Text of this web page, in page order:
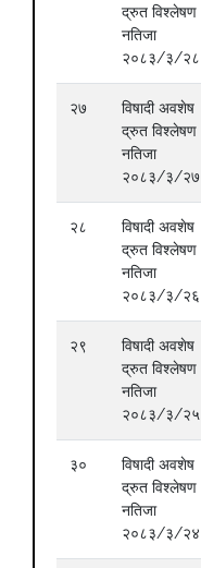
द्रुत विश्लेषण
नतिजा
२०८३/३/२८
२७
विषादी अवशेष
द्रुत विश्लेषण
नतिजा
२०८३/३/२७
२८
विषादी अवशेष
द्रुत विश्लेषण
नतिजा
२०८३/३/२६
२९
विषादी अवशेष
द्रुत विश्लेषण
नतिजा
२०८३/३/२५
३०
विषादी अवशेष
द्रुत विश्लेषण
नतिजा
२०८३/३/२४